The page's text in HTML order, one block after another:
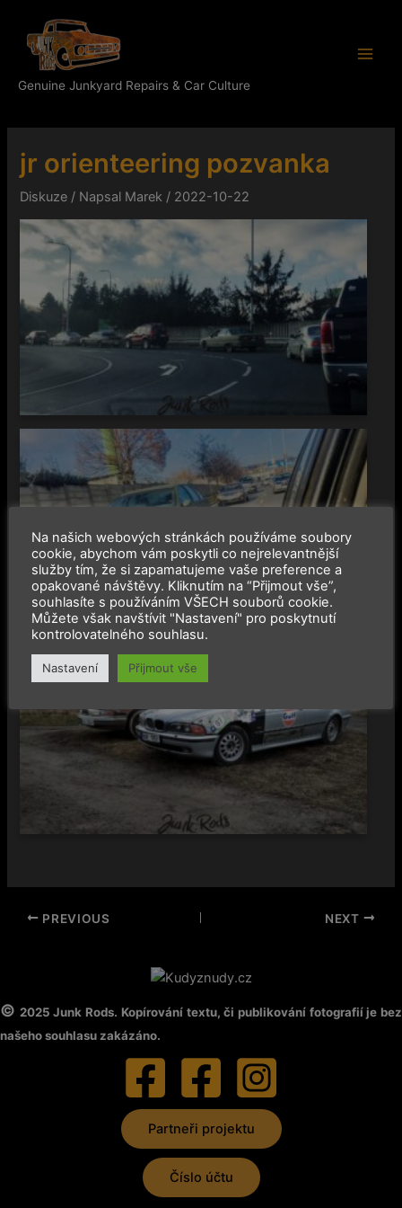
obsah
Genuine Junkyard Repairs & Car Culture
jr orienteering pozvanka
Diskuze / Napsal Marek / 2022-10-22
PREVIOUS NEXT
© 2025 Junk Rods. Kopírování textu, či publikování fotografií je bez
našeho souhlasu zakázáno.
Partneři projektu
Číslo účtu
Na našich webových stránkách používáme soubory
cookie, abychom vám poskytli co nejrelevantnější
služby tím, že si zapamatujeme vaše preference a
opakované návštěvy. Kliknutím na “Přijmout vše”,
souhlasíte s používáním VŠECH souborů cookie.
Můžete však navštívit "Nastavení" pro poskytnutí
kontrolovatelného souhlasu.
Nastavení Přijmout vše